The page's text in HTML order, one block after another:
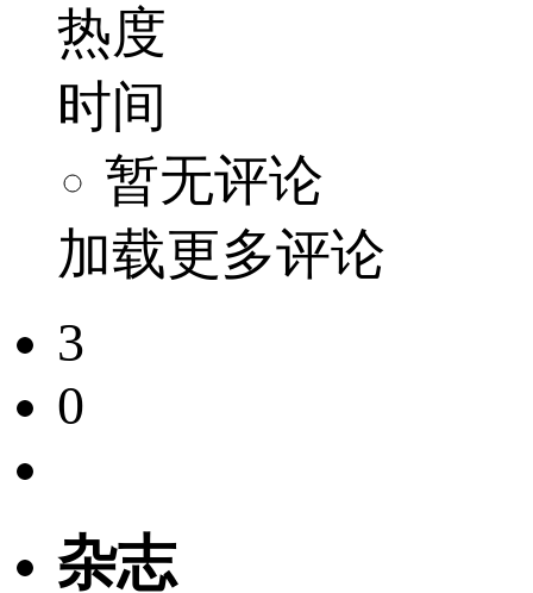
热度
时间
暂无评论
加载更多评论
3
0
杂志